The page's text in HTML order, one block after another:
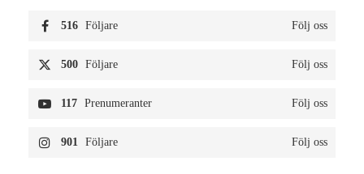
516 Följare Följ oss
500 Följare Följ oss
117 Prenumeranter Följ oss
901 Följare Följ oss